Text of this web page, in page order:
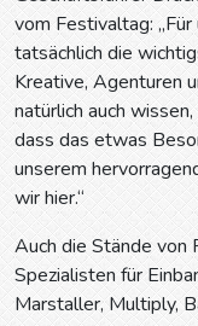
vom Festivaltag:
tatsächlich die
Kreative, Agenturen
natürlich auch
dass das etwas
unserem
wir hier.“
Auch die Stände von
Spezialisten für
Marstaller, Multiply,